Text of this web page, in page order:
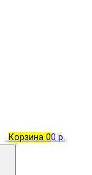
Корзина 00 р.